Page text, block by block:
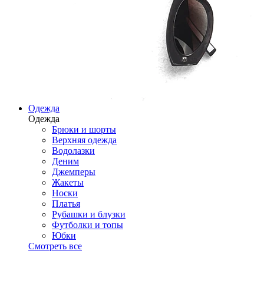
Одежда
Одежда
Брюки и шорты
Верхняя одежда
Водолазки
Деним
Джемперы
Жакеты
Носки
Платья
Рубашки и блузки
Футболки и топы
Юбки
Смотреть все